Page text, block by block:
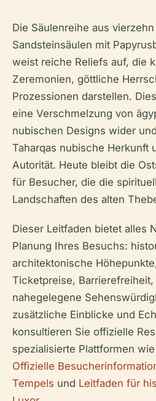
Die Säulenreihe aus
Sandsteinsäulen mit
weist reiche Reliefs auf, die
Zeremonien, göttliche
Prozessionen darstellen.
eine Verschmelzung von
nubischen Designs wider
Taharqas nubische Herkunft
Autorität. Heute bleibt die
für Besucher, die die
Landschaften des alten
Dieser Leitfaden bietet alles
Planung Ihres Besuchs:
architektonische
Ticketpreise,
nahegelegene
zusätzliche Einblicke und
konsultieren Sie offizielle
spezialisierte Plattformen
Offizielle
Tempels und Leitfaden für